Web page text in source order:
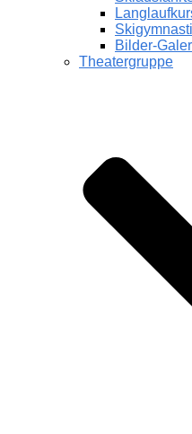
Bilder-
Theatergruppe